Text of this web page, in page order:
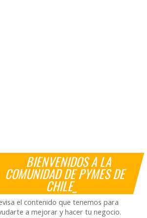
BIENVENIDOS A LA
COMUNIDAD DE PYMES DE
CHILE_
el contenido que tenemos para
a mejorar y hacer tu negocio.